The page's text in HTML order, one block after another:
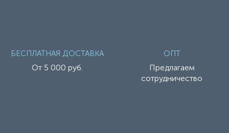
БЕСПЛАТНАЯ ДОСТАВКА
От 5 000 руб.
ОПТ
Предлагаем
сотрудничество